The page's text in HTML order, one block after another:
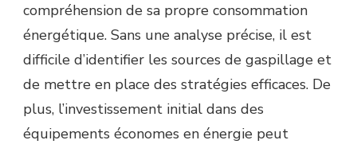
compréhension de sa propre consommation
énergétique. Sans une analyse précise, il est
difficile d’identifier les sources de gaspillage et
de mettre en place des stratégies efficaces. De
plus, l’investissement initial dans des
équipements économes en énergie peut